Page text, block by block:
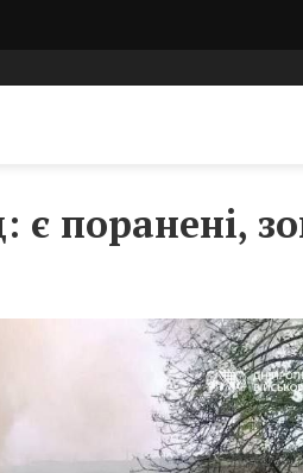
є поранені,